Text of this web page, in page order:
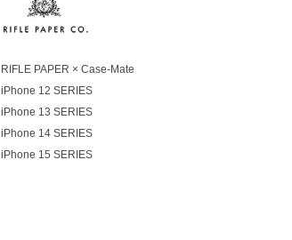
RIFLE PAPER × Case-Mate
iPhone 12 SERIES
iPhone 13 SERIES
iPhone 14 SERIES
iPhone 15 SERIES